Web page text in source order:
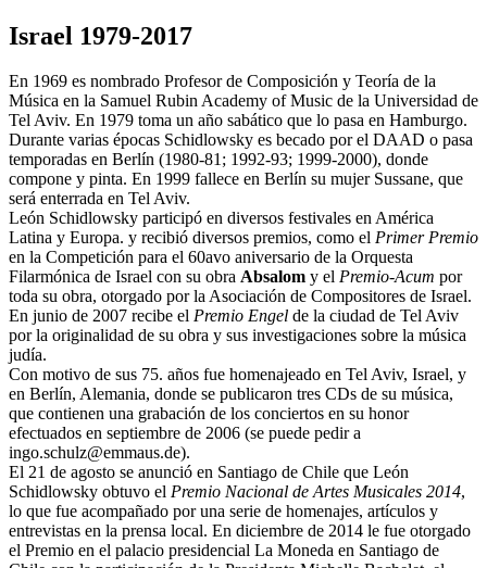
Israel 1979-2017
En 1969 es nombrado Profesor de Composición y Teoría de la
Música en la Samuel Rubin Academy of Music de la Universidad de
Tel Aviv. En 1979 toma un año sabático que lo pasa en Hamburgo.
Durante varias épocas Schidlowsky es becado por el DAAD o pasa
temporadas en Berlín (1980-81; 1992-93; 1999-2000), donde
compone y pinta. En 1999 fallece en Berlín su mujer Sussane, que
será enterrada en Tel Aviv.
León Schidlowsky participó en diversos festivales en América
Latina y Europa. y recibió diversos premios, como el Primer Premio
en la Competición para el 60avo aniversario de la Orquesta
Filarmónica de Israel con su obra Absalom y el Premio-Acum por
toda su obra, otorgado por la Asociación de Compositores de Israel.
En junio de 2007 recibe el Premio Engel de la ciudad de Tel Aviv
por la originalidad de su obra y sus investigaciones sobre la música
judía.
Con motivo de sus 75. años fue homenajeado en Tel Aviv, Israel, y
en Berlín, Alemania, donde se publicaron tres CDs de su música,
que contienen una grabación de los conciertos en su honor
efectuados en septiembre de 2006 (se puede pedir a
ingo.schulz@emmaus.de).
El 21 de agosto se anunció en Santiago de Chile que León
Schidlowsky obtuvo el Premio Nacional de Artes Musicales 2014,
lo que fue acompañado por una serie de homenajes, artículos y
entrevistas en la prensa local. En diciembre de 2014 le fue otorgado
el Premio en el palacio presidencial La Moneda en Santiago de